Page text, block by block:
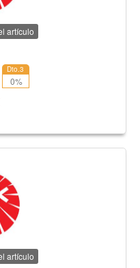
artículo
Dto.3
0%
artículo